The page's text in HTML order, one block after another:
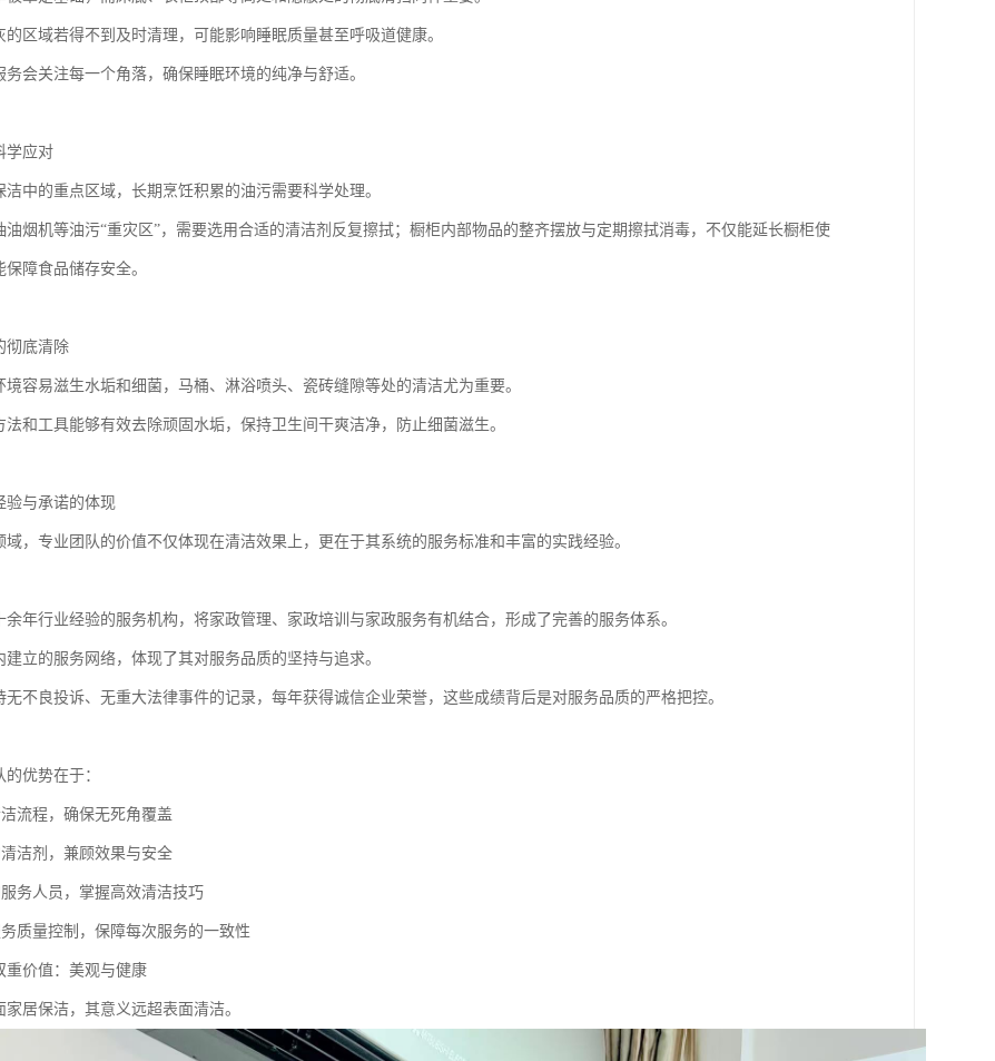
的区域若得不到及时清理，可能影响睡眠质量甚至呼吸道健康。
务会关注每一个角落，确保睡眠环境的纯净与舒适。
学应对
洁中的重点区域，长期烹饪积累的油污需要科学处理。
油烟机等油污“重灾区”，需要选用合适的清洁剂反复擦拭；橱柜内部物品的整齐摆放与定期擦拭消毒，不仅能延长橱柜使
障食品储存安全。
彻底清除
境容易滋生水垢和细菌，马桶、淋浴喷头、瓷砖缝隙等处的清洁尤为重要。
法和工具能够有效去除顽固水垢，保持卫生间干爽洁净，防止细菌滋生。
验与承诺的体现
域，专业团队的价值不仅体现在清洁效果上，更在于其系统的服务标准和丰富的实践经验。
余年行业经验的服务机构，将家政管理、家政培训与家政服务有机结合，形成了完善的服务体系。
建立的服务网络，体现了其对服务品质的坚持与追求。
无不良投诉、无重大法律事件的记录，每年获得诚信企业荣誉，这些成绩背后是对服务品质的严格把控。
优势在于：
流程，确保无死角覆盖
洁剂，兼顾效果与安全
务人员，掌握高效清洁技巧
质量控制，保障每次服务的一致性
重价值：美观与健康
家居保洁，其意义远超表面清洁。